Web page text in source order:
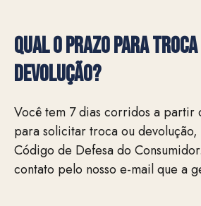
QUAL O PRAZO PARA
DEVOLUÇÃO?
Você tem 7 dias corridos a partir
para solicitar troca ou
Código de Defesa do
contato pelo nosso e-mail que a